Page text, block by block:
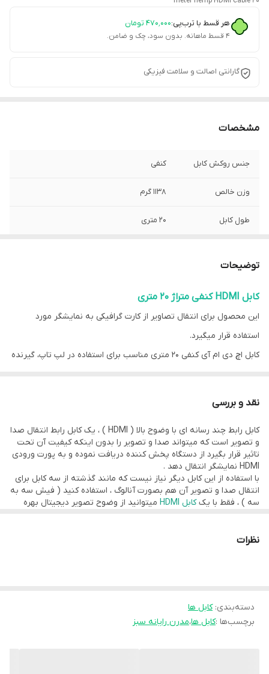
هر قسط با ترب‌پی:۴۷۰٬۰۰۰ تومان
۴ قسط ماهانه. بدون سود، چک و ضامن.
گارانتی اصالت و سلامت فیزیکی
مشخصات
جنس روکش کابل کنفی
وزن خالص ۱۱۳۸ گرم
طول کابل 20 متری
توضیحات
کابل HDMI کنفی متراژ ۲۰ متری
این محصول برای انتقال تصاویر از کارت گرافیکی به نمایشگر مورد
استفاده قرار میگیرد.
کابل اچ دی ام آی کنفی ۲۰ متری مناسب برای استفاده در لپ تاپ، گیرنده
قابلیت انتقال سریع اطلاعات در شبکه با سرعت ۱۰٫۲ Gbps+ را نیز دارد که
این امر باعث سرعت بالا در اینترنت می شود.
نقد و بررسی
کابل رابط چند رسانه ای با وضوح بالا ( HDMI ) ، یک کابل رابط انتقال صدا
و تصویر است که میتواند صدا و تصویر را بدون اینکه کیفیت آن تحت
تاثیر قرار بگیرد از دستگاه پخش کننده دریافت نموده و به پورت ورودی
HDMI نمایشگر انتقال دهد .
با استفاده از این کابل دیگر نیاز نیست که مانند گذشته از سه کابل برای
انتقال صدا و تصویر آن هم بصورت آنالوگ ، استفاده کنید ( فیش سه به
سه ) ، فقط با یککابل HDMI
میتوانید از وضوح تصویر دیجیتال بهره
نظرات
دسته‌بندی:کابل ها
برچسب‌ها :کابل ها،مدرن رایانه سبز